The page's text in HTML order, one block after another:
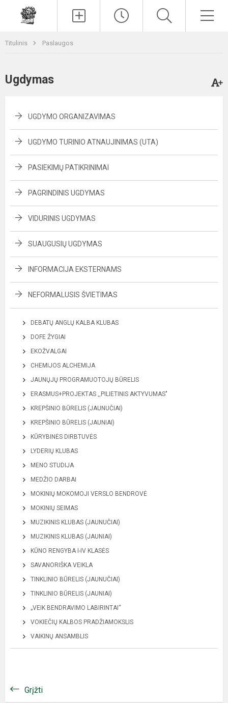
Titulinis Paslaugos
Ugdymas
UGDYMO ORGANIZAVIMAS
UGDYMO TURINIO ATNAUJINIMAS (UTA)
PASIEKIMŲ PATIKRINIMAI
PAGRINDINIS UGDYMAS
VIDURINIS UGDYMAS
SUAUGUSIŲ UGDYMAS
INFORMACIJA EKSTERNAMS
NEFORMALUSIS ŠVIETIMAS
DEBATŲ ANGLŲ KALBA KLUBAS
DOFE ŽYGIAI
EKOŽVALGAI
CHEMIJOS ALCHEMIJA
JAUNŲJŲ PROGRAMUOTOJŲ BŪRELIS
ERASMUS+PROJEKTAS ,,PILIETINIS AKTYVUMAS"
KREPŠINIO BŪRELIS (JAUNUČIAI)
KREPŠINIO BŪRELIS (JAUNIAI)
KŪRYBINĖS DIRBTUVĖS
LYDERIŲ KLUBAS
MENO STUDIJA
MEDŽIO DARBAI
MOKINIŲ MOKOMOJI VERSLO BENDROVĖ
MOKINIŲ SEIMAS
MUZIKINIS KLUBAS (JAUNUČIAI)
MUZIKINIS KLUBAS (JAUNIAI)
KŪNO RENGYBA I-IV KLASĖS
SAVANORIŠKA VEIKLA
TINKLINIO BŪRELIS (JAUNUČIAI)
TINKLINIO BŪRELIS (JAUNIAI)
„VEIK BENDRAVIMO LABIRINTAI“
VOKIEČIŲ KALBOS PRADŽIAMOKSLIS
VAIKINŲ ANSAMBLIS
Grįžti